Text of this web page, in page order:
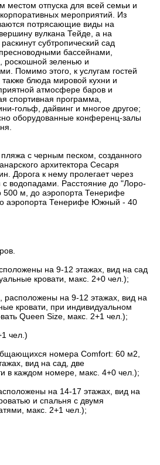
местом отпуска для всей семьи и
мероприятий. Из
потрясающие виды на
вулкана Тейде, а на
субтропический сад
бассейнами,
роскошной зеленью и
Помимо этого, к услугам гостей
блюда мировой кухни и
атмосфере баров и
спортивная программа,
гольф, дайвинг и многое другое;
оборудованные конференц-залы
с черным песком, созданного
архитектора Сесаря
Дорога к нему пролегает через
водопадами. Расстояние до "Лоро-
500 м, до аэропорта Тенерифе
аэропорта Тенерифе Южный - 40
на 9-12 этажах, вид на сад
кровати, макс. 2+0 чел.);
расположены на 9-12 этажах, вид на
кровати, при индивидуальном
Queen Size, макс. 2+1 чел.);
чел.)
номера Comfort: 60 м2,
вид на сад, две
в каждом номере, макс. 4+0 чел.);
на 14-17 этажах, вид на
и спальня с двумя
макс. 2+1 чел.);